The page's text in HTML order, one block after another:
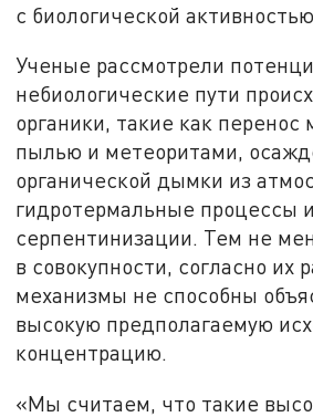
с биологической активностью.
Ученые рассмотрели
небиологические пути
органики, такие как
пылью и метеоритами,
органической дымки из
гидротермальные процессы
серпентинизации. Тем не
в совокупности, согласно их
механизмы не способны
высокую предполагаемую
концентрацию.
«Мы считаем, что такие